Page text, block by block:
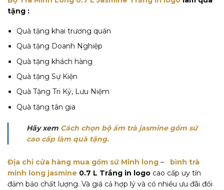
tặng :
Quà tặng khai trương quán
Quà tặng Doanh Nghiệp
Quà tặng khách hàng
Quà tặng Sự Kiện
Quà Tặng Tri Kỷ, Lưu Niệm
Quà tặng tân gia
Hãy xem Cách chọn bộ ấm trà jasmine gốm sứ
cao cấp làm quà tặng.
Địa chỉ cửa hàng mua gốm sứ Minh long –
bình trà
minh long jasmine 0.7 L Trắng in logo cao cấp uy tín
đảm bảo chất lượng. Và giá cả hợp lý và có nhiều ưu đãi đối